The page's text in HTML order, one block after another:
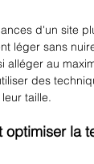
d'un site
léger sans
alléger au
des
taille.
optimiser la